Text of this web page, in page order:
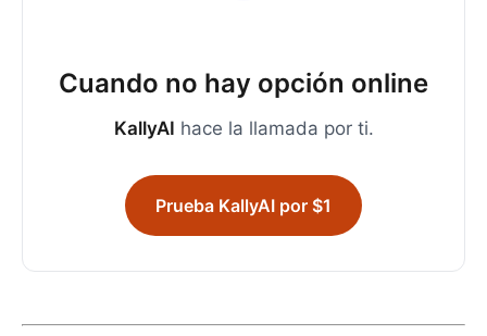
Cuando no hay opción online
KallyAI hace la llamada por ti.
Prueba KallyAI por $1